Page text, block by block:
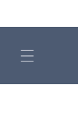
al contenido